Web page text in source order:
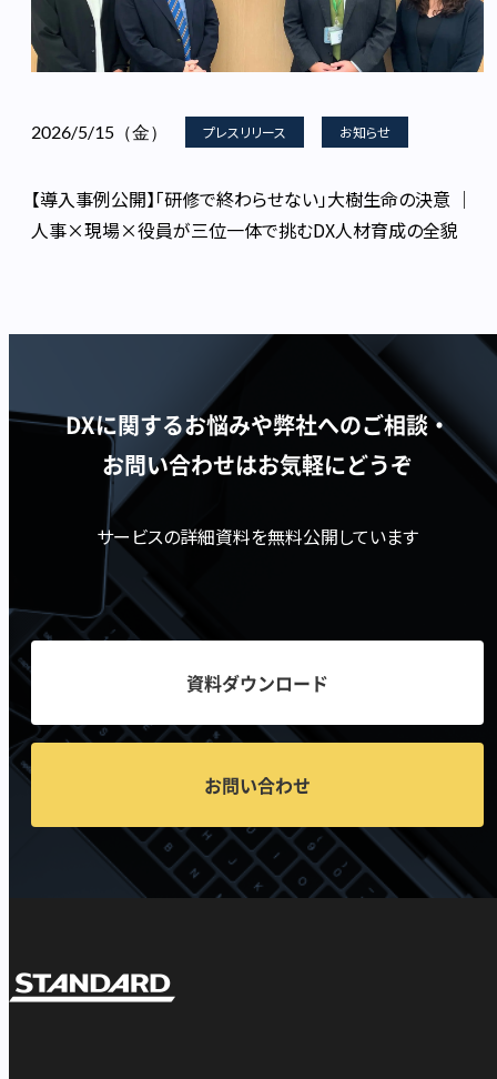
2026/5/15（金） プレスリリース お知らせ
【導入事例公開】「研修で終わらせない」大樹生命の決意 │
人事×現場×役員が三位一体で挑むDX人材育成の全貌
DXに関するお悩みや弊社へのご相談・
お問い合わせはお気軽にどうぞ
サービスの詳細資料を無料公開しています
資料ダウンロード
お問い合わせ